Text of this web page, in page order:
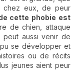
chez eux, de peur
cette phobie est
de chien, attaque
aussi venir de
se développer et
ou de récits
jeunes aient peur